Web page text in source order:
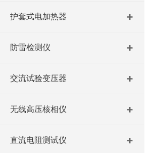
护套式电加热器
防雷检测仪
交流试验变压器
无线高压核相仪
直流电阻测试仪